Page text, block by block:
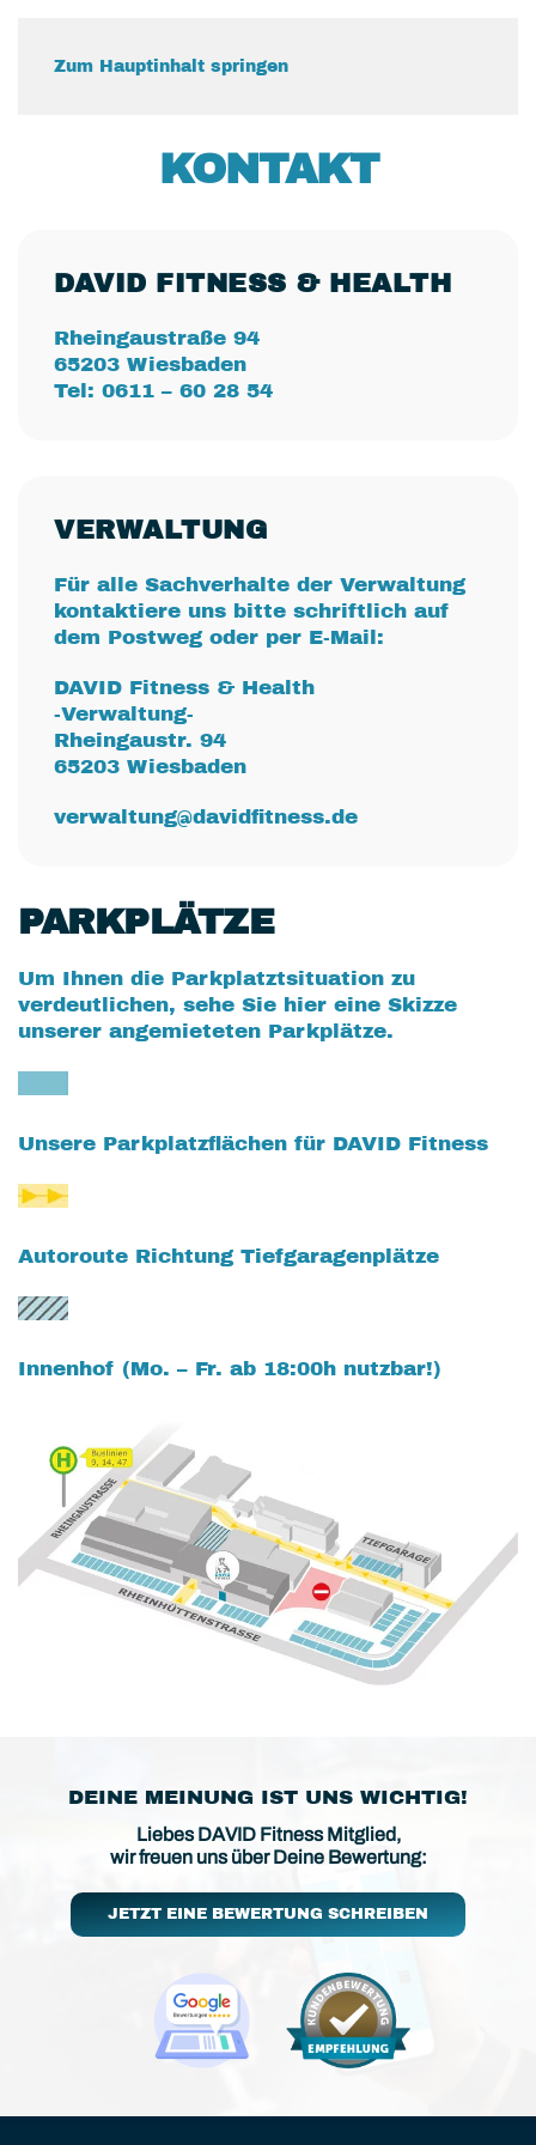
Zum Hauptinhalt springen
KONTAKT
DAVID FITNESS & HEALTH
Rheingaustraße 94
65203 Wiesbaden
Tel: 0611 – 60 28 54
VERWALTUNG
Für alle Sachverhalte der Verwaltung
kontaktiere uns bitte schriftlich auf
dem Postweg oder per E-Mail:
DAVID Fitness & Health
-Verwaltung-
Rheingaustr. 94
65203 Wiesbaden
verwaltung@davidfitness.de
PARKPLÄTZE
Um Ihnen die Parkplatztsituation zu
verdeutlichen, sehe Sie hier eine Skizze
unserer angemieteten Parkplätze.
Unsere Parkplatzflächen für DAVID Fitness
Autoroute Richtung Tiefgaragenplätze
Innenhof (Mo. – Fr. ab 18:00h nutzbar!)
DEINE MEINUNG IST UNS WICHTIG!
Liebes DAVID Fitness Mitglied,
wir freuen uns über Deine Bewertung:
JETZT EINE BEWERTUNG SCHREIBEN